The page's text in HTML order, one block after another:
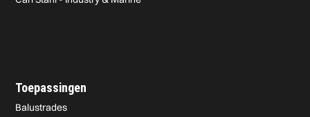
Toepassingen
Balustrades